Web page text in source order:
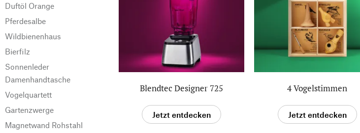
Duftöl Orange
Pferdesalbe
Wildbienenhaus
Bierfilz
Sonnenleder
Damenhandtasche
Vogelquartett
Gartenzwerge
Magnetwand Rohstahl
Blendtec Designer 725
Jetzt entdecken
4 Vogelstimmen
Jetzt entdecken